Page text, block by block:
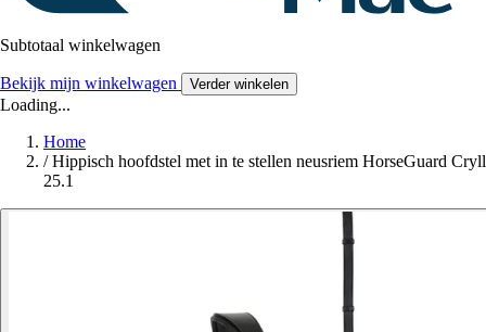
Subtotaal winkelwagen
Bekijk mijn winkelwagen Verder winkelen
Loading...
Home
/ Hippisch hoofdstel met in te stellen neusriem HorseGuard Cryll
25.1